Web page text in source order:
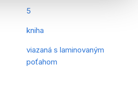
5
kniha
viazaná s laminovaným
poťahom